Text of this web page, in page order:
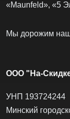
«Maunfeld», «5
Мы дорожим
ООО "На-
УНП 193724244
Минский